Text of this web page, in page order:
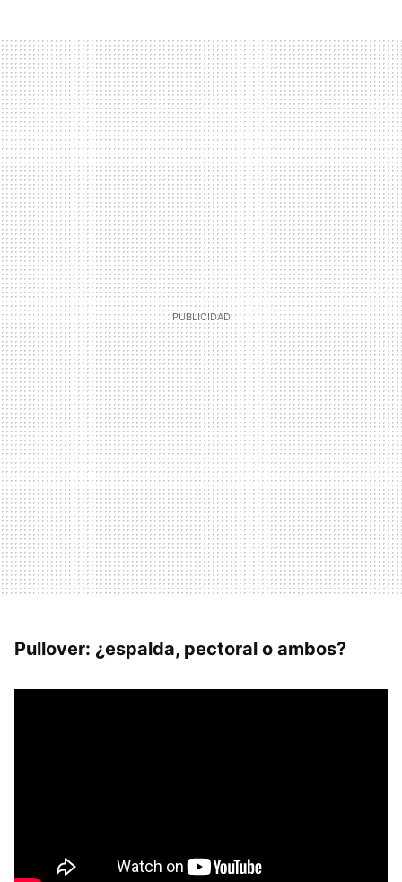
Pullover: ¿espalda, pectoral o ambos?